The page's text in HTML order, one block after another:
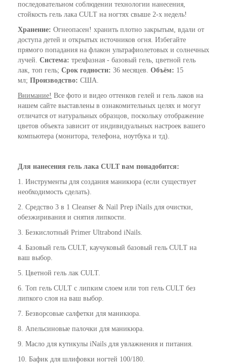
последовательном соблюдении технологии нанесения,
стойкость гель лака CULT на ногтях свыше 2-х недель!
Хранение: Огнеопасен! хранить плотно закрытым, вдали от
доступа детей и открытых источников огня. Избегайте
прямого попадания на флакон ультрафиолетовых и солнечных
лучей. Система: трехфазная - базовый гель, цветной гель
лак, топ гель; Срок годности: 36 месяцев. Объём: 15
мл; Производство: США.
Внимание! Все фото и видео оттенков гелей и гель лаков на
нашем сайте выставлены в ознакомительных целях и могут
отличатся от натуральных образцов, поскольку отображение
цветов объекта зависит от индивидуальных настроек вашего
компьютера (монитора, телефона, ноутбука и тд).
Для нанесения гель лака CULT вам понадобится:
1. Инструменты для создания маникюра (если существует
необходимость сделать).
2. Средство 3 в 1 Cleanser & Nail Prep iNails для очистки,
обезжиривания и снятия липкости.
3. Безкислотный Primer Ultrabond iNails.
4. Базовый гель CULT, каучуковый базовый гель CULT на
ваш выбор.
5. Цветной гель лак CULT.
6. Топ гель CULT с липким слоем или топ гель CULT без
липкого слоя на ваш выбор.
7. Безворсовые салфетки для маникюра.
8. Апельсиновые палочки для маникюра.
9. Масло для кутикулы iNails для увлажнения и питания.
10. Бафик для шлифовки ногтей 100/180.